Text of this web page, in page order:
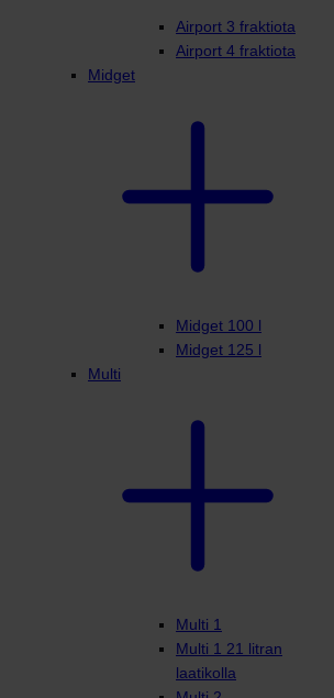
Airport 3 fraktiota
Airport 4 fraktiota
Midget
Midget 100 l
Midget 125 l
Multi
Multi 1
Multi 1 21 litran
laatikolla